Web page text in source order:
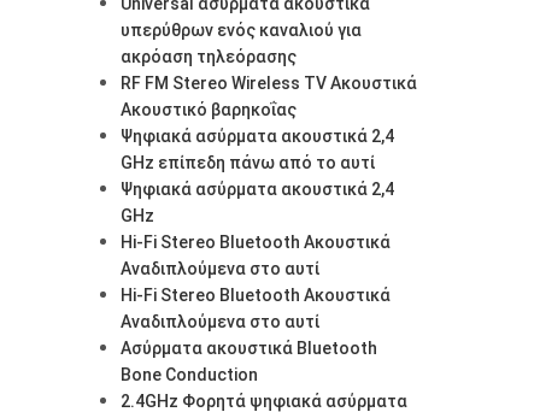
υπερύθρων ενός καναλιού για
ακρόαση τηλεόρασης
RF FM Stereo Wireless TV Ακουστικά
Ακουστικό βαρηκοΐας
Ψηφιακά ασύρματα ακουστικά 2,4
GHz επίπεδη πάνω από το αυτί
Ψηφιακά ασύρματα ακουστικά 2,4
GHz
Hi-Fi Stereo Bluetooth Ακουστικά
Αναδιπλούμενα στο αυτί
Hi-Fi Stereo Bluetooth Ακουστικά
Αναδιπλούμενα στο αυτί
Ασύρματα ακουστικά Bluetooth
Bone Conduction
2.4GHz Φορητά ψηφιακά ασύρματα